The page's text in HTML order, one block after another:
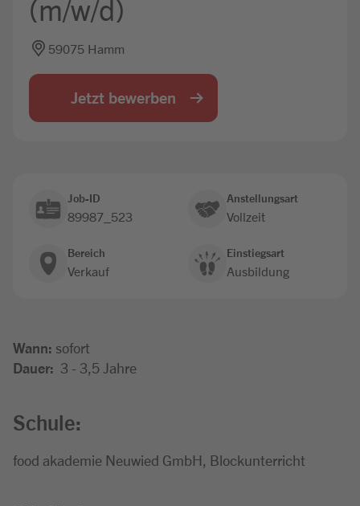
(m/w/d)
59075 Hamm
Jetzt bewerben
Job-ID
89987_523
Anstellungsart
Vollzeit
Bereich
Verkauf
Einstiegsart
Ausbildung
Wann: sofort
Dauer: 3 - 3,5 Jahre
Schule:
food akademie Neuwied GmbH, Blockunterricht